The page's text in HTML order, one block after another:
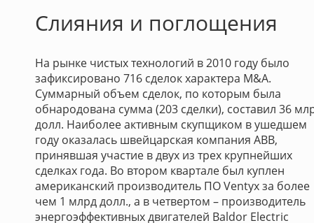
Слияния и поглощения
На рынке чистых технологий в 2010 году было
зафиксировано 716 сделок характера M&A.
Суммарный объем сделок, по которым была
обнародована сумма (203 сделки), составил 36
долл. Наиболее активным скупщиком в ушедшем
году оказалась швейцарская компания ABB,
принявшая участие в двух из трех крупнейших
сделках года. Во втором квартале был куплен
американский производитель ПО Ventyx за более
чем 1 млрд долл., а в четвертом – производитель
энергоэффективных двигателей Baldor Electric